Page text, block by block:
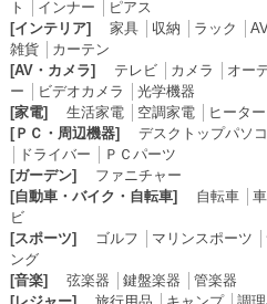
ト
インナー
ピアス
[インテリア]
家具│ 収納 ラック
雑貨│ カーテン
[AV・カメラ]
テレビ│ カメラ オー
ー
ビデオカメラ
光学機器
[家電]
生活家電│ 空調家電│ ヒーター
[ＰＣ・周辺機器]
デスクトップパソ
ドライバー
ＰＣパーツ
[ガーデン]
ファニチャー
[自動車・バイク・自転車]
自転車│
ビ
[スポーツ]
ゴルフ マリンスポーツ
ング
[音楽]
弦楽器 鍵盤楽器
管楽器